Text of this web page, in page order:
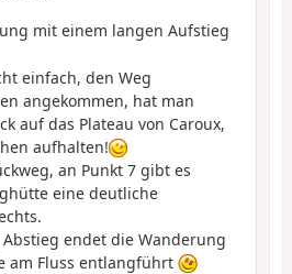
mit einem langen Aufstieg
einfach, den Weg
angekommen, hat man
auf das Plateau von Caroux,
aufhalten!
an Punkt 7 gibt es
eine deutliche
endet die Wanderung
am Fluss entlangführt